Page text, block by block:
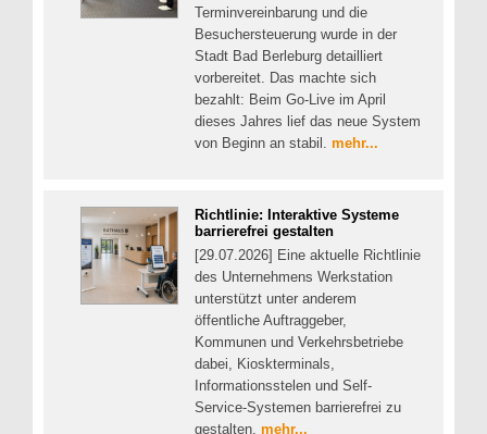
Terminvereinbarung und die
Besuchersteuerung wurde in der
Stadt Bad Berleburg detailliert
vorbereitet. Das machte sich
bezahlt: Beim Go-Live im April
dieses Jahres lief das neue System
von Beginn an stabil. mehr...
Richtlinie: Interaktive Systeme
barrierefrei gestalten
[29.07.2026] Eine aktuelle Richtlinie
des Unternehmens Werkstation
unterstützt unter anderem
öffentliche Auftraggeber,
Kommunen und Verkehrsbetriebe
dabei, Kioskterminals,
Informationsstelen und Self-
Service-Systemen barrierefrei zu
gestalten. mehr...